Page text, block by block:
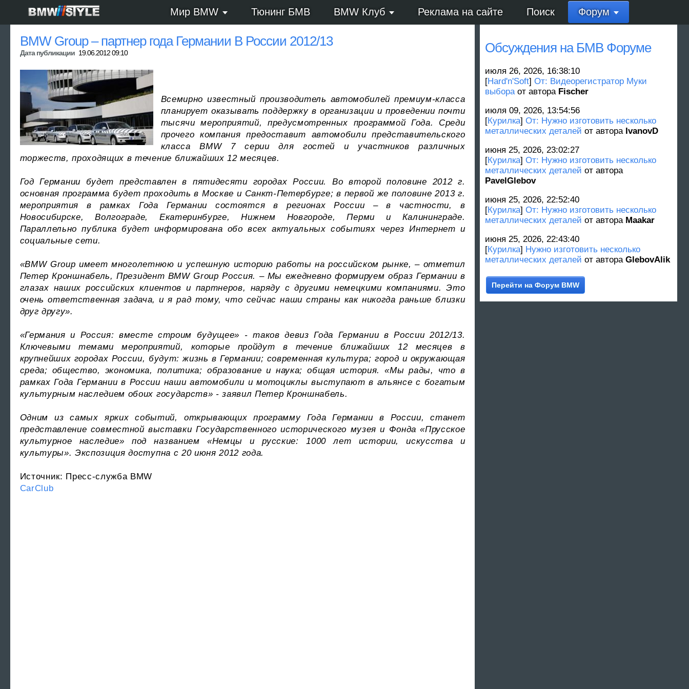
Мир BMW Тюнинг БМВ BMW Клуб Реклама на сайте Поиск Форум
BMW Group – партнер года Германии В России 2012/13
Дата публикации 19.06.2012 09:10
Всемирно известный производитель автомобилей премиум-класса
планирует оказывать поддержку в организации и проведении почти
тысячи мероприятий, предусмотренных программой Года. Среди
прочего компания предоставит автомобили представительского
класса BMW 7 серии для гостей и участников различных
торжеств, проходящих в течение ближайших 12 месяцев.
Год Германии будет представлен в пятидесяти городах России. Во второй половине 2012 г.
основная программа будет проходить в Москве и Санкт-Петербурге; в первой же половине 2013 г.
мероприятия в рамках Года Германии состоятся в регионах России – в частности, в
Новосибирске, Волгограде, Екатеринбурге, Нижнем Новгороде, Перми и Калининграде.
Параллельно публика будет информирована обо всех актуальных событиях через Интернет и
социальные сети.
«BMW Group имеет многолетнюю и успешную историю работы на российском рынке, – отметил
Петер Кроншнабель, Президент BMW Group Россия. – Мы ежедневно формируем образ Германии в
глазах наших российских клиентов и партнеров, наряду с другими немецкими компаниями. Это
очень ответственная задача, и я рад тому, что сейчас наши страны как никогда раньше близки
друг другу».
«Германия и Россия: вместе строим будущее» - таков девиз Года Германии в России 2012/13.
Ключевыми темами мероприятий, которые пройдут в течение ближайших 12 месяцев в
крупнейших городах России, будут: жизнь в Германии; современная культура; город и окружающая
среда; общество, экономика, политика; образование и наука; общая история. «Мы рады, что в
рамках Года Германии в России наши автомобили и мотоциклы выступают в альянсе с богатым
культурным наследием обоих государств» - заявил Петер Кроншнабель.
Одним из самых ярких событий, открывающих программу Года Германии в России, станет
представление совместной выставки Государственного исторического музея и Фонда «Прусское
культурное наследие» под названием «Немцы и русские: 1000 лет истории, искусства и
культуры». Экспозиция доступна с 20 июня 2012 года.
Источник: Пресс-служба BMW
CarClub
Обсуждения на БМВ Форуме
июля 26, 2026, 16:38:10
[Hard'n'Soft] От: Видеорегистратор Муки
выбораот автора Fischer
июля 09, 2026, 13:54:56
[Курилка] От: Нужно изготовить несколько
металлических деталей от автора IvanovD
июня 25, 2026, 23:02:27
[Курилка] От: Нужно изготовить несколько
металлических деталей от автора
PavelGlebov
июня 25, 2026, 22:52:40
[Курилка] От: Нужно изготовить несколько
металлических деталей от автора Maakar
июня 25, 2026, 22:43:40
[Курилка] Нужно изготовить несколько
металлических деталей от автора GlebovAlik
Перейти на Форум BMW